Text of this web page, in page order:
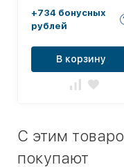
+734 бонусных
рублей
В корзину
C этим
покупают